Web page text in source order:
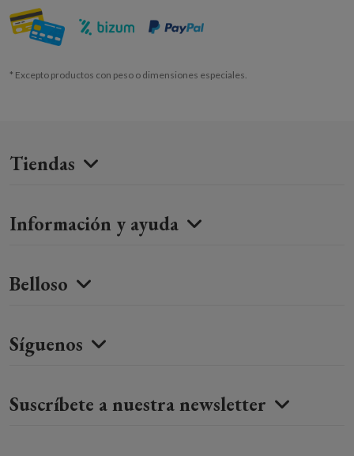
* Excepto productos con peso o dimensiones especiales.
Tiendas
Información y ayuda
Belloso
Síguenos
Suscríbete a nuestra newsletter